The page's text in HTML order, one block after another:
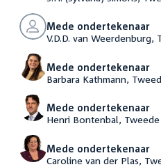
Mede ondertekenaar
V.D.D. van Weerdenburg,
Mede ondertekenaar
Barbara Kathmann,
Mede ondertekenaar
Henri Bontenbal,
Mede ondertekenaar
Caroline van der Plas,